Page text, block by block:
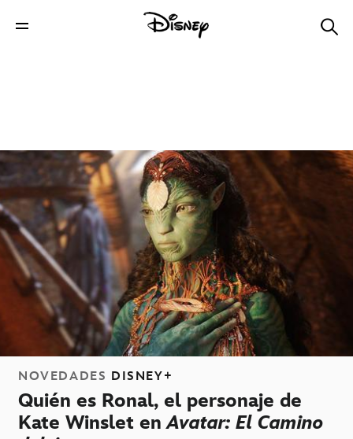
NOVEDADES DISNEY+
Quién es Ronal, el personaje de
Kate Winslet enAvatar: El Camino